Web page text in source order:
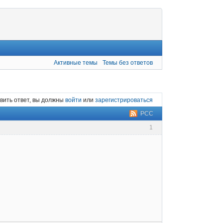
Активные темы Темы без ответов
ответ, вы должны войти или зарегистрироваться
РСС
1